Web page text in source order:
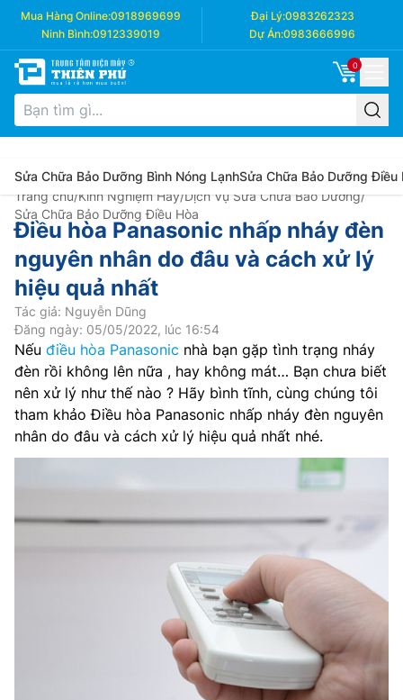
Mua Hàng Online:0918969699 Đại Lý:0983262323
Ninh Bình:0912339019 Dự Án:0983666996
0
Sửa Chữa Bảo Dưỡng Bình Nóng LạnhSửa Chữa Bảo Dưỡng Điều
Trang chủ/Kinh Nghiệm Hay/Dịch Vụ Sửa Chữa Bảo Dưỡng/
Sửa Chữa Bảo Dưỡng Điều Hòa
Điều hòa Panasonic nhấp nháy đèn
nguyên nhân do đâu và cách xử lý
hiệu quả nhất
Tác giả: Nguyễn Dũng
Đăng ngày: 05/05/2022, lúc 16:54
Nếu điều hòa Panasonic nhà bạn gặp tình trạng nháy
đèn rồi không lên nữa , hay không mát… Bạn chưa biết
nên xử lý như thế nào ? Hãy bình tĩnh, cùng chúng tôi
tham khảo Điều hòa Panasonic nhấp nháy đèn nguyên
nhân do đâu và cách xử lý hiệu quả nhất nhé.